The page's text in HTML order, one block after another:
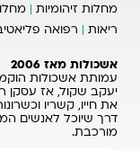
מחלות זיהומיות
ריאות
רפואה
אשכולות מאז 2006
יעקב שקול, אז עסקן
את חייו, קשריו
דרך שיוכל לאנשים
מורכבת.